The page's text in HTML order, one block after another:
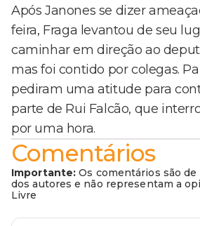
Após Janones se dizer
feira, Fraga levantou de seu
caminhar em direção ao
mas foi contido por colegas.
pediram uma atitude para
parte de Rui Falcão, que
por uma hora.
Comentários
Importante: Os comentários são
dos autores e não representam a
Livre